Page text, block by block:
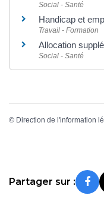
Social - Santé
Handicap et
Travail - Formation
Allocation
Social - Santé
© Direction de l'information
Partager sur :